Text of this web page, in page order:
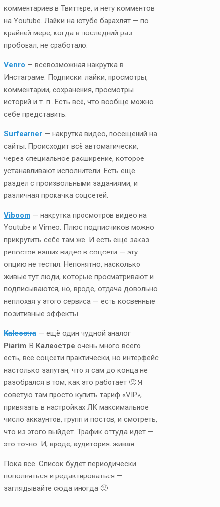
комментариев в Твиттере, и нету комментов
на Youtube. Лайки на ютубе барахлят — по
крайней мере, когда в последний раз
пробовал, не сработало.
Venro — всевозможная накрутка в
Инстаграме. Подписки, лайки, просмотры,
комментарии, сохранения, просмотры
историй и т. п.. Есть всё, что вообще можно
себе представить.
Surfearner — накрутка видео, посещений на
сайты. Происходит всё автоматически,
через специальное расширение, которое
устанавливают исполнители. Есть ещё
раздел с произвольными заданиями, и
различная прокачка соцсетей.
Viboom — накрутка просмотров видео на
Youtube и Vimeo. Плюс подписчиков можно
прикрутить себе там же. И есть ещё заказ
репостов ваших видео в соцсети — эту
опцию не тестил. Непонятно, насколько
живые тут люди, которые просматривают и
подписываются, но, вроде, отдача довольно
неплохая у этого сервиса — есть косвенные
позитивные эффекты.
Kaleostra — ещё один чудной аналог
Piarim. В Калеостре очень много всего
есть, все соцсети практически, но интерфейс
настолько запутан, что я сам до конца не
разобрался в том, как это работает 🙂 Я
советую там просто купить тариф «VIP»,
привязать в настройках ЛК максимальное
число аккаунтов, групп и постов, и смотреть,
что из этого выйдет. Трафик оттуда идет —
это точно. И, вроде, аудитория, живая.
Пока всё. Список будет периодически
пополняться и редактироваться —
заглядывайте сюда иногда 🙂